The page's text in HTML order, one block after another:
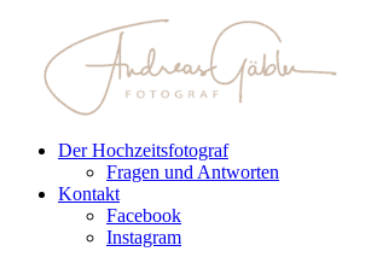
Der Hochzeitsfotograf
Fragen und Antworten
Kontakt
Facebook
Instagram